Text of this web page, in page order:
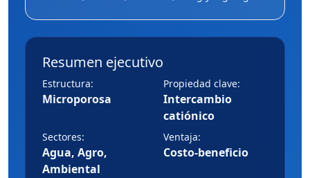
Resumen ejecutivo
Estructura:
Microporosa
Propiedad clave:
Intercambio
catiónico
Sectores:
Agua, Agro,
Ambiental
Ventaja:
Costo-beneficio